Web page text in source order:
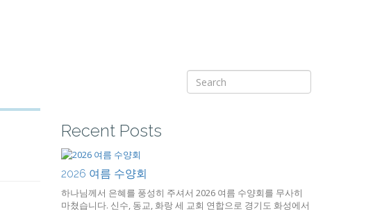
Recent Posts
2026 여름 수양회
하나님께서 은혜를 풍성히 주셔서 2026 여름 수양회를 무사히
마쳤습니다. 신수, 동교, 화랑 세 교회 연합으로 경기도 화성에서